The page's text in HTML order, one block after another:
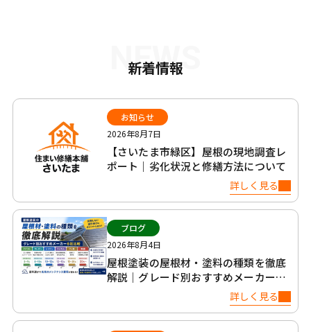
NEWS
新着情報
お知らせ
2026年8月7日
【さいたま市緑区】屋根の現地調査レ
ポート｜劣化状況と修繕方法について
詳しく見る
ブログ
2026年8月4日
屋根塗装の屋根材・塗料の種類を徹底
解説｜グレード別おすすめメーカー6
詳しく見る